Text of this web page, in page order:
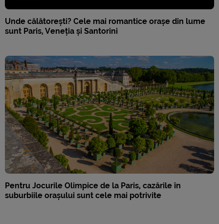
Unde călătorești? Cele mai romantice orașe din lume
sunt Paris, Veneția și Santorini
Pentru Jocurile Olimpice de la Paris, cazările în
suburbiile orașului sunt cele mai potrivite